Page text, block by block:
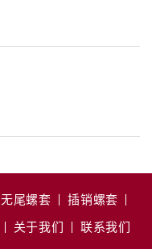
无尾螺套
插销螺套
关于我们
联系我们